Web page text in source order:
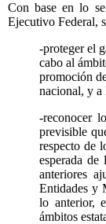
Con base en lo
Ejecutivo Federal,
-proteger el
cabo al
promoción
nacional, y a
-reconocer
previsible
respecto de
esperada
anteriores
Entidades y
lo anterior,
ámbitos